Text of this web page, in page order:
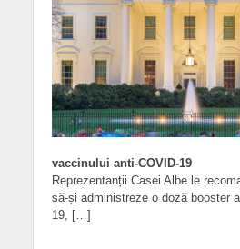
vaccinului anti-COVID-19
Reprezentanții Casei Albe le
să-și administreze o doză booster
19, […]